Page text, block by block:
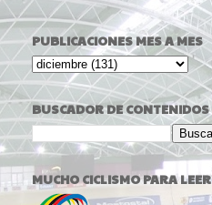
PUBLICACIONES MES A MES
BUSCADOR DE CONTENIDOS
MUCHO CICLISMO PARA LEER